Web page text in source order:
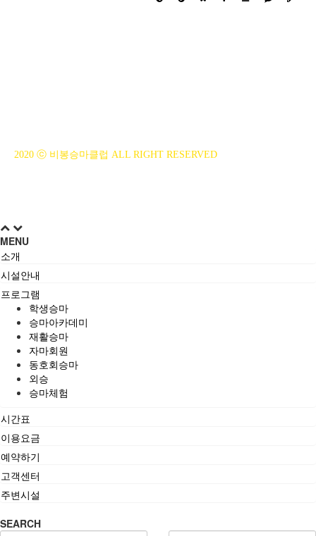
2020 ⓒ 비봉승마클럽 ALL RIGHT RESERVED
MENU
소개
시설안내
프로그램
학생승마
승마아카데미
재활승마
자마회원
동호회승마
외승
승마체험
시간표
이용요금
예약하기
고객센터
주변시설
SEARCH